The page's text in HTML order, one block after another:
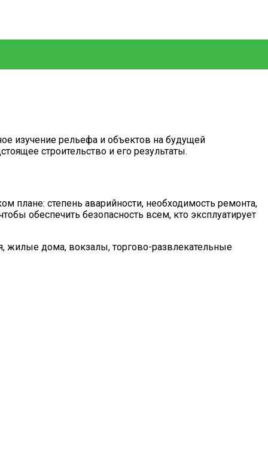
изучение рельефа и объектов на будущей
строительство и его результаты.
плане: степень аварийности, необходимость ремонта,
обеспечить безопасность всем, кто эксплуатирует
жилые дома, вокзалы, торгово-развлекательные